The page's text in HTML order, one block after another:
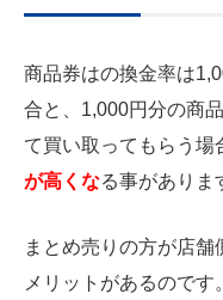
商品券はの換金率は
合と、1,000円分の商
て買い取ってもらう場
が高くなる事がありま
まとめ売りの方が店
メリットがあるのです。